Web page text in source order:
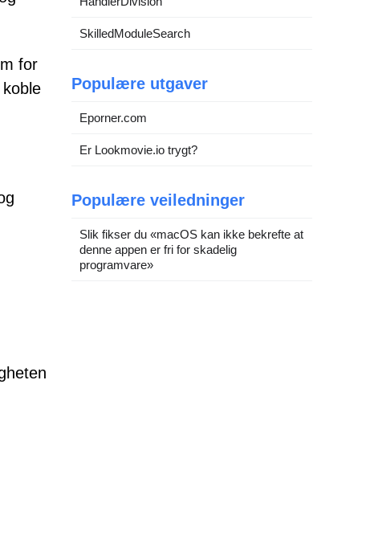
for
SkilledModuleSearch
Populære utgaver
Eporner.com
Er Lookmovie.io trygt?
Populære veiledninger
Slik fikser du «macOS kan ikke bekrefte at
denne appen er fri for skadelig
programvare»